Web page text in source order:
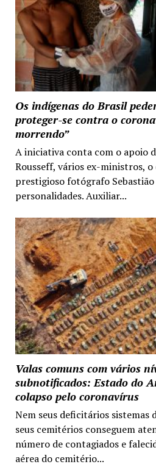
Os indígenas do Brasil
proteger-se contra o
morrendo”
A iniciativa conta com o apoio
Rousseff, vários ex-ministros,
prestigioso fotógrafo
personalidades. Auxiliar...
Valas comuns com vários
subnotificados: Estado do
colapso pelo coronavírus
Nem seus deficitários sistemas
seus cemitérios conseguem
número de contagiados e
aérea do cemitério...